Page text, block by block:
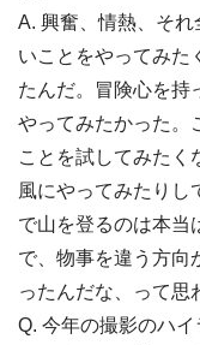
A. 興奮、情熱、そ
いことをやってみた
たんだ。冒険心を持
やってみたかった。
ことを試してみたく
風にやってみたりし
で山を登るのは本当
で、物事を違う方向
ったんだな、って思
Q. 今年の撮影のハイ